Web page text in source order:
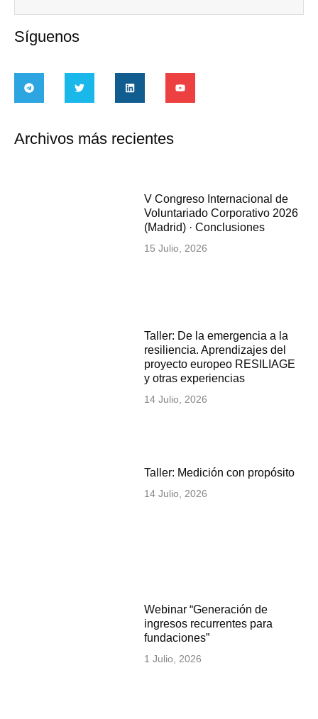
Síguenos
Archivos más recientes
V Congreso Internacional de
Voluntariado Corporativo 2026
(Madrid) · Conclusiones
15 Julio, 2026
Taller: De la emergencia a la
resiliencia. Aprendizajes del
proyecto europeo RESILIAGE
y otras experiencias
14 Julio, 2026
Taller: Medición con propósito
14 Julio, 2026
Webinar “Generación de
ingresos recurrentes para
fundaciones”
1 Julio, 2026